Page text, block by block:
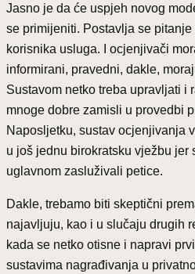
Jasno je da će uspjeh novog
se primijeniti. Postavlja se
korisnika usluga. I ocjenjivači
informirani, pravedni, dakle,
Sustavom netko treba upravljati i
mnoge dobre zamisli u provedbi
Naposljetku, sustav ocjenjivanja
u još jednu birokratsku vježbu jer
uglavnom zasluživali petice.
Dakle, trebamo biti skeptični
najavljuju, kao i u slučaju drugih
kada se netko otisne i napravi
sustavima nagrađivanja u